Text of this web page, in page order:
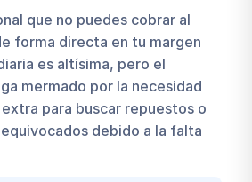
que no puedes cobrar al
forma directa en tu margen
es altísima, pero el
mermado por la necesidad
para buscar repuestos o
debido a la falta